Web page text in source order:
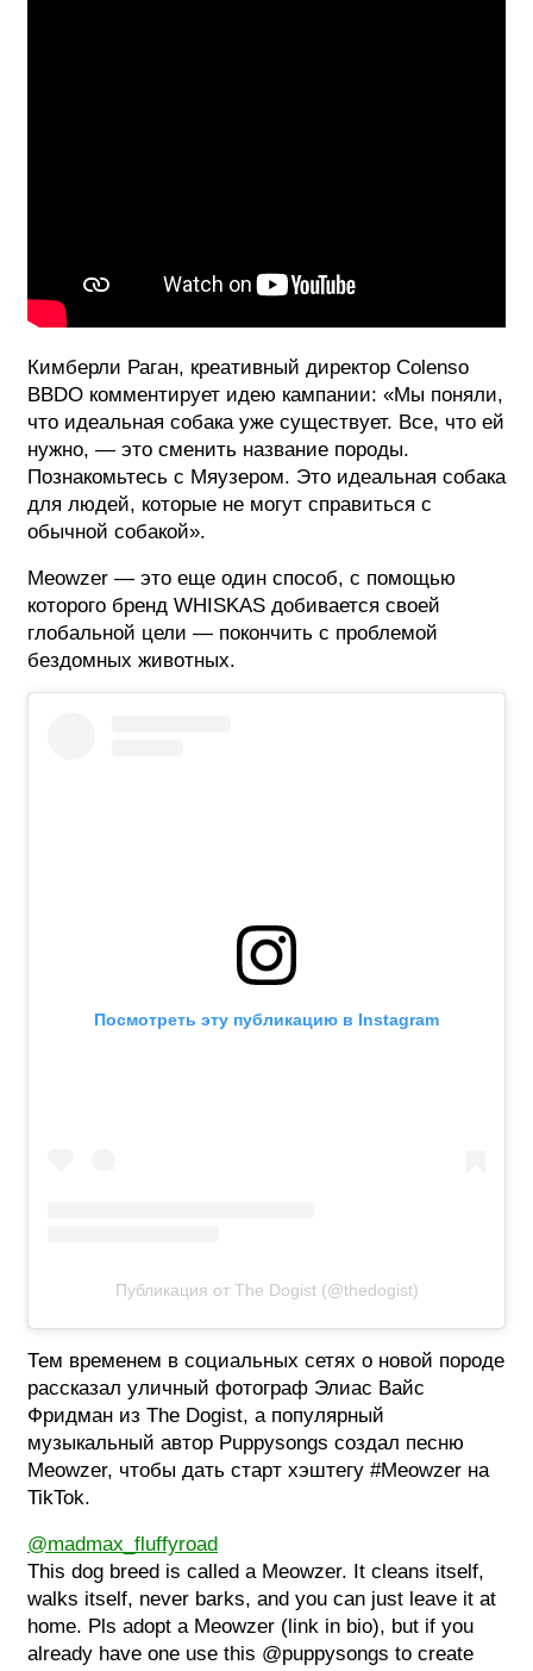
Кимберли Раган, креативный директор Colenso
BBDO комментирует идею кампании: «Мы поняли,
что идеальная собака уже существует. Все, что ей
нужно, — это сменить название породы.
Познакомьтесь с Мяузером. Это идеальная собака
для людей, которые не могут справиться с
обычной собакой».
Meowzer — это еще один способ, с помощью
которого бренд WHISKAS добивается своей
глобальной цели — покончить с проблемой
бездомных животных.
Посмотреть эту публикацию в Instagram
Публикация от The Dogist (@thedogist)
Тем временем в социальных сетях о новой породе
рассказал уличный фотограф Элиас Вайс
Фридман из The Dogist, а популярный
музыкальный автор Puppysongs создал песню
Meowzer, чтобы дать старт хэштегу #Meowzer на
TikTok.
@madmax_fluffyroad
This dog breed is called a Meowzer. It cleans itself,
walks itself, never barks, and you can just leave it at
home. Pls adopt a Meowzer (link in bio), but if you
already have one use this @puppysongs to create